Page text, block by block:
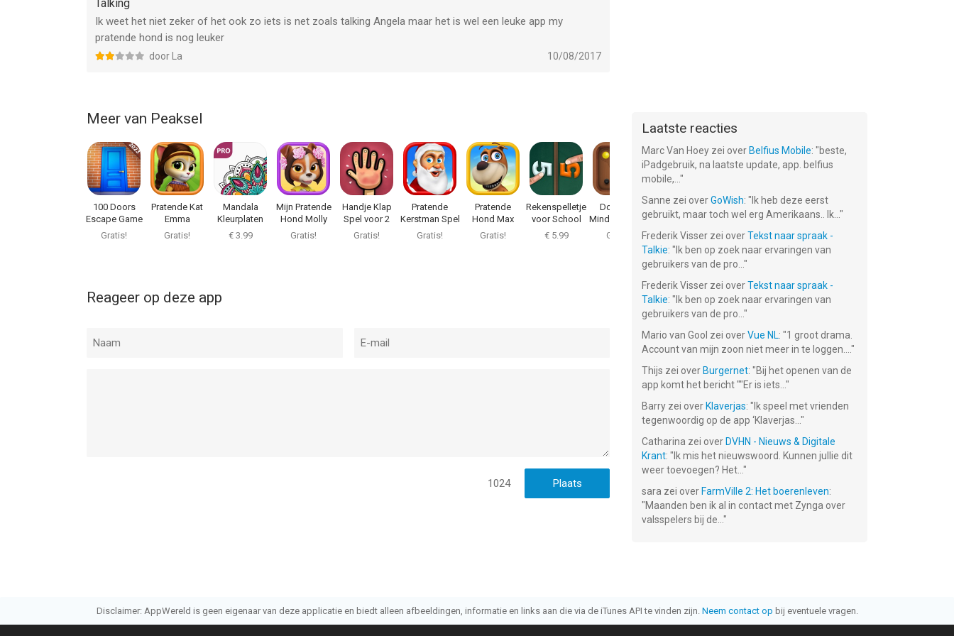
Talking
Ik weet het niet zeker of het ook zo iets is net zoals talking Angela maar het is wel een leuke app my
pratende hond is nog leuker
door La 10/08/2017
Meer van Peaksel
100 Doors
Escape Game
Gratis!
Pratende Kat
Emma
Gratis!
Mandala
Kleurplaten
PRO
€ 3.99
Mijn Pratende
Hond Molly
Gratis!
Handje Klap
Spel voor 2
Gratis!
Pratende
Kerstman Spel
Gratis!
Pratende
Hond Max
Gratis!
Rekenspelletjes
voor School
€ 5.99
Dominant
Mind Bordspel
Gratis!
Math Fight: 2
Player Math
Game
Gratis!
Reageer op deze app
1024
Laatste reacties
Marc Van Hoey zei over Belfius Mobile: "beste,
iPadgebruik, na laatste update, app. belfius
mobile,... "
Sanne zei overGoWish: " Ik heb deze eerst
gebruikt, maar toch wel erg Amerikaans.. Ik... "
Frederik Visser zei overTekst naar spraak -
Talkie: " Ik ben op zoek naar ervaringen van
gebruikers van de pro... "
Frederik Visser zei overTekst naar spraak -
Talkie: " Ik ben op zoek naar ervaringen van
gebruikers van de pro... "
Mario van Gool zei overVue NL: "1 groot drama.
Account van mijn zoon niet meer in te loggen.... "
Thijs zei over Burgernet: "Bij het openen van de
app komt het bericht ""Er is iets... "
Barry zei over Klaverjas: " Ik speel met vrienden
tegenwoordig op de app ‘Klaverjas... "
Catharina zei over DVHN - Nieuws & Digitale
Krant: " Ik mis het nieuwswoord. Kunnen jullie dit
weer toevoegen? Het... "
sara zei over FarmVille 2: Het boerenleven:
"Maanden ben ik al in contact met Zynga over
valsspelers bij de... "
Disclaimer: AppWereld is geen eigenaar van deze applicatie en biedt alleen afbeeldingen, informatie en links aan die via de iTunes API te vinden zijn. Neem contact op bij eventuele vragen.